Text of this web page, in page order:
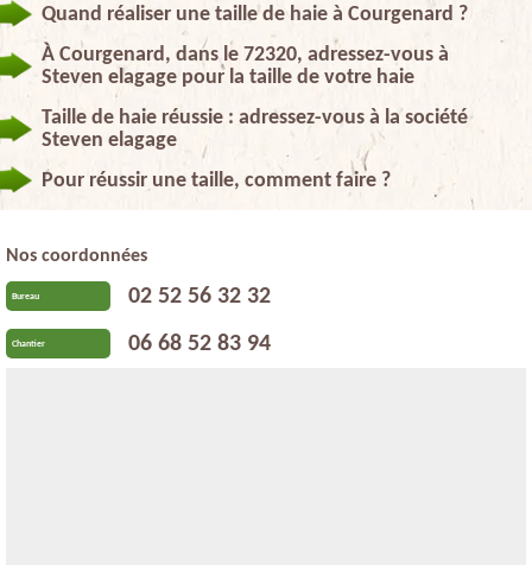
Quand réaliser une taille de haie à Courgenard ?
À Courgenard, dans le 72320, adressez-vous à
Steven elagage pour la taille de votre haie
Taille de haie réussie : adressez-vous à la société
Steven elagage
Pour réussir une taille, comment faire ?
Nos coordonnées
Bureau 02 52 56 32 32
Chantier 06 68 52 83 94